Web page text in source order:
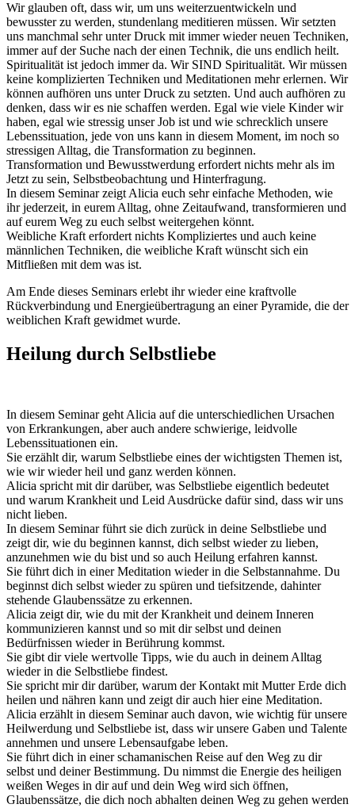
Wir glauben oft, dass wir, um uns weiterzuentwickeln und
bewusster zu werden, stundenlang meditieren müssen. Wir setzten
uns manchmal sehr unter Druck mit immer wieder neuen Techniken,
immer auf der Suche nach der einen Technik, die uns endlich heilt.
Spiritualität ist jedoch immer da. Wir SIND Spiritualität. Wir müssen
keine komplizierten Techniken und Meditationen mehr erlernen. Wir
können aufhören uns unter Druck zu setzten. Und auch aufhören zu
denken, dass wir es nie schaffen werden. Egal wie viele Kinder wir
haben, egal wie stressig unser Job ist und wie schrecklich unsere
Lebenssituation, jede von uns kann in diesem Moment, im noch so
stressigen Alltag, die Transformation zu beginnen.
Transformation und Bewusstwerdung erfordert nichts mehr als im
Jetzt zu sein, Selbstbeobachtung und Hinterfragung.
In diesem Seminar zeigt Alicia euch sehr einfache Methoden, wie
ihr jederzeit, in eurem Alltag, ohne Zeitaufwand, transformieren und
auf eurem Weg zu euch selbst weitergehen könnt.
Weibliche Kraft erfordert nichts Kompliziertes und auch keine
männlichen Techniken, die weibliche Kraft wünscht sich ein
Mitfließen mit dem was ist.
Am Ende dieses Seminars erlebt ihr wieder eine kraftvolle
Rückverbindung und Energieübertragung an einer Pyramide, die der
weiblichen Kraft gewidmet wurde.
Heilung durch Selbstliebe
In diesem Seminar geht Alicia auf die unterschiedlichen Ursachen
von Erkrankungen, aber auch andere schwierige, leidvolle
Lebenssituationen ein.
Sie erzählt dir, warum Selbstliebe eines der wichtigsten Themen ist,
wie wir wieder heil und ganz werden können.
Alicia spricht mit dir darüber, was Selbstliebe eigentlich bedeutet
und warum Krankheit und Leid Ausdrücke dafür sind, dass wir uns
nicht lieben.
In diesem Seminar führt sie dich zurück in deine Selbstliebe und
zeigt dir, wie du beginnen kannst, dich selbst wieder zu lieben,
anzunehmen wie du bist und so auch Heilung erfahren kannst.
Sie führt dich in einer Meditation wieder in die Selbstannahme. Du
beginnst dich selbst wieder zu spüren und tiefsitzende, dahinter
stehende Glaubenssätze zu erkennen.
Alicia zeigt dir, wie du mit der Krankheit und deinem Inneren
kommunizieren kannst und so mit dir selbst und deinen
Bedürfnissen wieder in Berührung kommst.
Sie gibt dir viele wertvolle Tipps, wie du auch in deinem Alltag
wieder in die Selbstliebe findest.
Sie spricht mir dir darüber, warum der Kontakt mit Mutter Erde dich
heilen und nähren kann und zeigt dir auch hier eine Meditation.
Alicia erzählt in diesem Seminar auch davon, wie wichtig für unsere
Heilwerdung und Selbstliebe ist, dass wir unsere Gaben und Talente
annehmen und unsere Lebensaufgabe leben.
Sie führt dich in einer schamanischen Reise auf den Weg zu dir
selbst und deiner Bestimmung. Du nimmst die Energie des heiligen
weißen Weges in dir auf und dein Weg wird sich öffnen,
Glaubenssätze, die dich noch abhalten deinen Weg zu gehen werden